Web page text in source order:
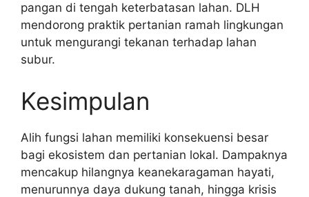
pangan di tengah keterbatasan lahan. DLH
mendorong praktik pertanian ramah lingkungan
untuk mengurangi tekanan terhadap lahan
subur.
Kesimpulan
Alih fungsi lahan memiliki konsekuensi besar
bagi ekosistem dan pertanian lokal. Dampaknya
mencakup hilangnya keanekaragaman hayati,
menurunnya daya dukung tanah, hingga krisis